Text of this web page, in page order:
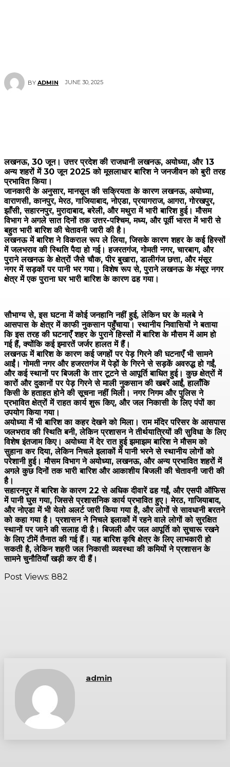
BY ADMIN JUNE 30, 2025
लखनऊ, 30 जून। उत्तर प्रदेश की राजधानी लखनऊ, अयोध्या, और 13
अन्य शहरों में 30 जून 2025 को मूसलाधार बारिश ने जनजीवन को बुरी तरह
प्रभावित किया।
जानकारी के अनुसार, मानसून की सक्रियता के कारण लखनऊ, अयोध्या,
वाराणसी, कानपुर, मेरठ, गाजियाबाद, नोएडा, प्रयागराज, आगरा, गोरखपुर,
झाँसी, सहारनपुर, मुरादाबाद, बरेली, और मथुरा में भारी बारिश हुई। मौसम
विभाग ने अगले सात दिनों तक उत्तर-पश्चिम, मध्य, और पूर्वी भारत में भारी से
बहुत भारी बारिश की चेतावनी जारी की है।
लखनऊ में बारिश ने विकराल रूप ले लिया, जिसके कारण शहर के कई हिस्सों
में जलभराव की स्थिति पैदा हो गई। हजरतगंज, गोमती नगर, चारबाग, और
पुराने लखनऊ के क्षेत्रों जैसे चौक, पीर बुखारा, डालीगंज छत्ता, और मंसूर
नगर में सड़कों पर पानी भर गया। विशेष रूप से, पुराने लखनऊ के मंसूर नगर
क्षेत्र में एक पुराना घर भारी बारिश के कारण ढह गया।
सौभाग्य से, इस घटना में कोई जनहानि नहीं हुई, लेकिन घर के मलबे ने
आसपास के क्षेत्र में काफी नुकसान पहुँचाया। स्थानीय निवासियों ने बताया
कि इस तरह की घटनाएँ शहर के पुराने हिस्सों में बारिश के मौसम में आम हो
गई हैं, क्योंकि कई इमारतें जर्जर हालत में हैं।
लखनऊ में बारिश के कारण कई जगहों पर पेड़ गिरने की घटनाएँ भी सामने
आईं। गोमती नगर और हजरतगंज में पेड़ों के गिरने से सड़कें अवरुद्ध हो गईं,
और कई स्थानों पर बिजली के तार टूटने से आपूर्ति बाधित हुई। कुछ क्षेत्रों में
कारों और दुकानों पर पेड़ गिरने से माली नुकसान की खबरें आईं, हालाँकि
किसी के हताहत होने की सूचना नहीं मिली। नगर निगम और पुलिस ने
प्रभावित क्षेत्रों में राहत कार्य शुरू किए, और जल निकासी के लिए पंपों का
उपयोग किया गया।
अयोध्या में भी बारिश का कहर देखने को मिला। राम मंदिर परिसर के आसपास
जलभराव की स्थिति बनी, लेकिन प्रशासन ने तीर्थयात्रियों की सुविधा के लिए
विशेष इंतजाम किए। अयोध्या में देर रात हुई झमाझम बारिश ने मौसम को
सुहाना कर दिया, लेकिन निचले इलाकों में पानी भरने से स्थानीय लोगों को
परेशानी हुई। मौसम विभाग ने अयोध्या, लखनऊ, और अन्य प्रभावित शहरों में
अगले कुछ दिनों तक भारी बारिश और आकाशीय बिजली की चेतावनी जारी की
है।
सहारनपुर में बारिश के कारण 22 से अधिक दीवारें ढह गईं, और एसपी ऑफिस
में पानी घुस गया, जिससे प्रशासनिक कार्य प्रभावित हुए। मेरठ, गाजियाबाद,
और नोएडा में भी येलो अलर्ट जारी किया गया है, और लोगों से सावधानी बरतने
को कहा गया है। प्रशासन ने निचले इलाकों में रहने वाले लोगों को सुरक्षित
स्थानों पर जाने की सलाह दी है। बिजली और जल आपूर्ति को सुचारू रखने
के लिए टीमें तैनात की गई हैं। यह बारिश कृषि क्षेत्र के लिए लाभकारी हो
सकती है, लेकिन शहरी जल निकासी व्यवस्था की कमियों ने प्रशासन के
सामने चुनौतियाँ खड़ी कर दी हैं।
Post Views: 882
admin